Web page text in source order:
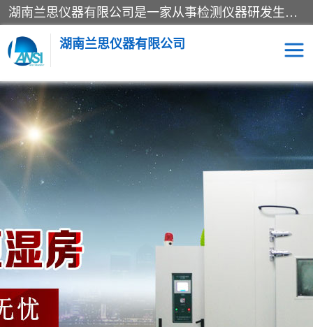
湖南兰思仪器有限公司是一家从事检测仪器研发生产销售和维修保养服务的综合型企业，产品符合国际标准可按需定制专业售前售后工程师，主要有门窗性能体验箱、门窗隔音展示箱、恒温恒湿试验箱、步入式恒温恒湿房、高低温试验箱、老化试验箱、老化试验房、恒温恒湿培养箱、水泥标准养护试验箱、电热鼓风干燥试验箱、真空干燥箱、工业烤箱、盐雾腐蚀试验箱等。
湖南兰思仪器有限公司
老化房 恒温恒湿试验箱
工业烘箱 门窗体验箱